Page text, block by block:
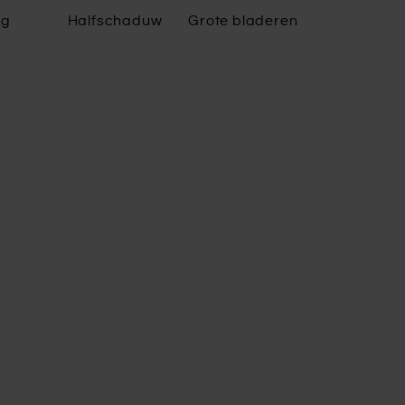
Halfschaduw Grote bladeren